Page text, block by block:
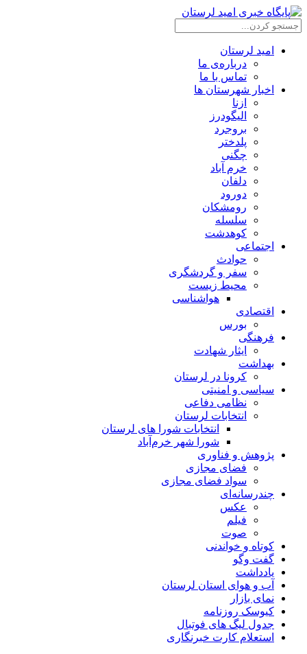
امید لرستان
درباره‌ی ما
تماس با ما
اخبار شهرستان ها
ازنا
الیگودرز
بروجرد
پلدختر
چگنی
خرم آباد
دلفان
دورود
رومشکان
سلسله
کوهدشت
اجتماعی
حوادث
سفر و گردشگری
محیط زیست
هواشناسی
اقتصادی
بورس
فرهنگی
ایثار شهادت
بهداشت
کرونا در لرستان
سیاسی و امنیتی
نظامی دفاعی
انتخابات لرستان
انتخابات شورا های لرستان
شورا شهر خرم‌آباد
پژوهش و فناوری
فضای مجازی
سواد فضای مجازی
چندرسانه‌ای
عكس
فیلم
صوت
کوتاه و خواندنی
گفت وگو
یادداشت
آب و هوای استان لرستان
نمای بازار
کیوسک روزنامه
جدول لیگ های فوتبال
استعلام کارت خبرنگاری